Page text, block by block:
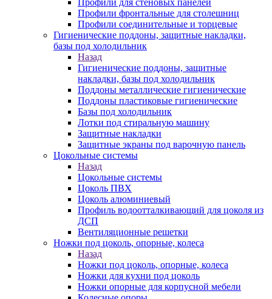
Профили для стеновых панелей
Профили фронтальные для столешниц
Профили соединительные и торцевые
Гигиенические поддоны, защитные накладки,
базы под холодильник
Назад
Гигиенические поддоны, защитные
накладки, базы под холодильник
Поддоны металлические гигиенические
Поддоны пластиковые гигиенические
Базы под холодильник
Лотки под стиральную машину
Защитные накладки
Защитные экраны под варочную панель
Цокольные системы
Назад
Цокольные системы
Цоколь ПВХ
Цоколь алюминиевый
Профиль водоотталкивающий для цоколя из
ДСП
Вентиляционные решетки
Ножки под цоколь, опорные, колеса
Назад
Ножки под цоколь, опорные, колеса
Ножки для кухни под цоколь
Ножки опорные для корпусной мебели